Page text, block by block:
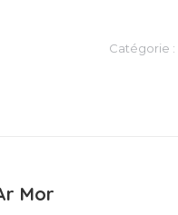
Catégorie :
Mor